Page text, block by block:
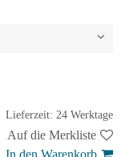
Lieferzeit: 24 Werktage
Auf die Merkliste
In den Warenkorb